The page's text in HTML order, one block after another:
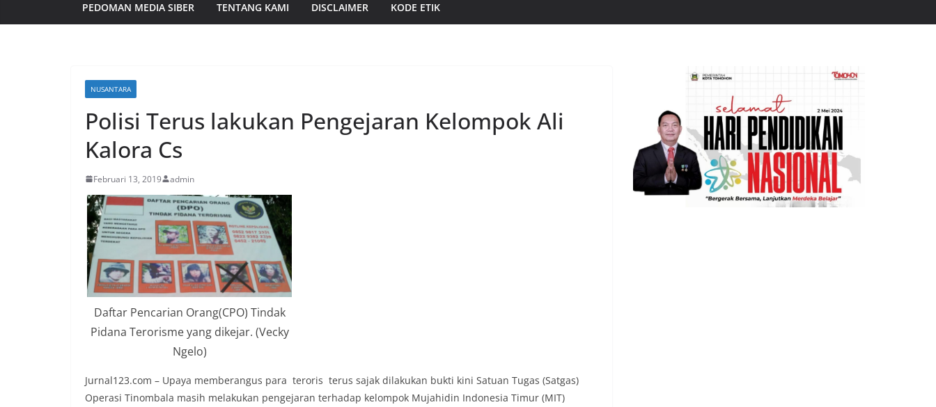
PEDOMAN MEDIA SIBER TENTANG KAMI DISCLAIMER KODE ETIK
NUSANTARA
Polisi Terus lakukan Pengejaran Kelompok Ali
Kalora Cs
Februari 13, 2019 admin
Daftar Pencarian Orang(CPO) Tindak
Pidana Terorisme yang dikejar. (Vecky
Ngelo)
Jurnal123.com – Upaya memberangus para teroris terus sajak dilakukan bukti kini Satuan Tugas (Satgas)
Operasi Tinombala masih melakukan pengejaran terhadap kelompok Mujahidin Indonesia Timur (MIT)